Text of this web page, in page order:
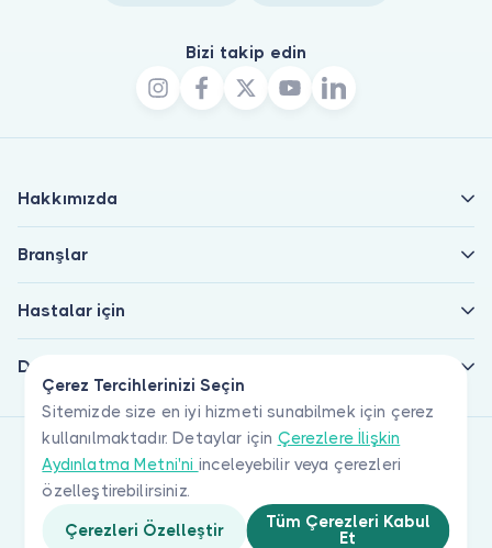
Çerez Tercihlerinizi Seçin
Sitemizde size en iyi hizmeti sunabilmek için çerez
kullanılmaktadır. Detaylar için Çerezlere İlişkin
Aydınlatma Metni'ni inceleyebilir veya çerezleri
özelleştirebilirsiniz.
Çerezleri Özelleştir
Tüm Çerezleri Kabul
Et
Bizi takip edin
Hakkımızda
Branşlar
Hastalar için
Doktorlar için